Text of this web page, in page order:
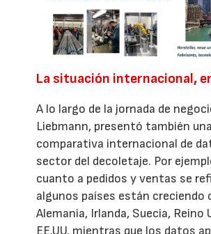
La situación internacional,
A lo largo de la jornada de
Liebmann, presentó también una
comparativa internacional de
sector del decoletaje. Por
cuanto a pedidos y ventas se
algunos países están creciendo
Alemania, Irlanda, Suecia, Reino